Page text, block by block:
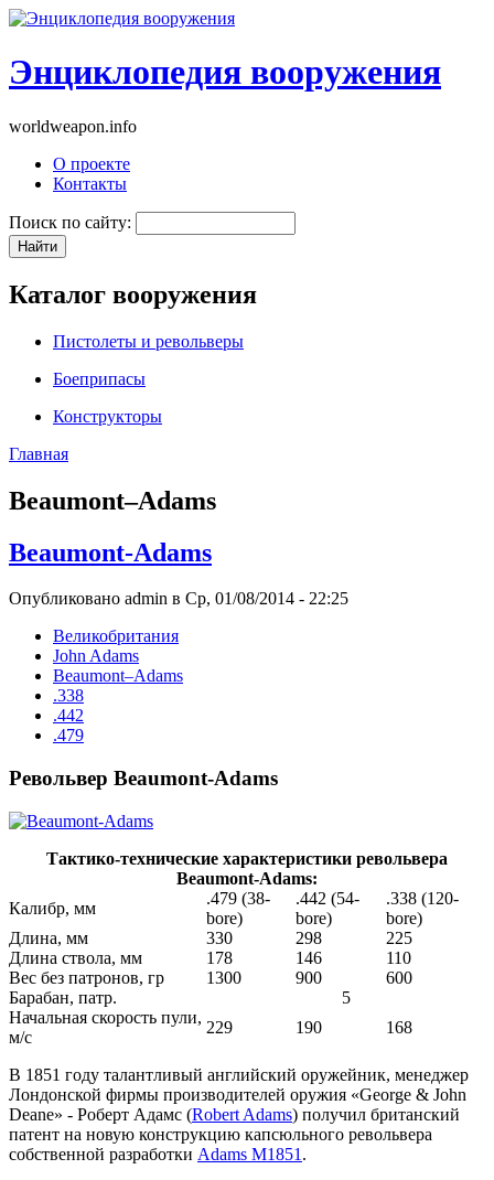
Энциклопедия вооружения
worldweapon.info
О проекте
Контакты
Поиск по сайту:
Каталог вооружения
Пистолеты и револьверы
Боеприпасы
Конструкторы
Главная
Beaumont–Adams
Beaumont-Adams
Опубликовано admin в Ср, 01/08/2014 - 22:25
Великобритания
John Adams
Beaumont–Adams
.338
.442
.479
Револьвер Beaumont-Adams
Тактико-технические характеристики револьвера
Beaumont-Adams:
Калибр, мм
.479 (38-
bore)
.442 (54-
bore)
.338 (120-
bore)
Длина, мм
330 298
225
Длина ствола, мм
178 146
110
Вес без патронов, гр
1300 900
600
Барабан, патр.
5
Начальная скорость пули,
м/с
229 190 168
В 1851 году талантливый английский оружейник, менеджер
Лондонской фирмы производителей оружия «George & John
Deane» - Роберт Адамс (Robert Adams) получил британский
патент на новую конструкцию капсюльного револьвера
собственной разработки Adams M1851 .